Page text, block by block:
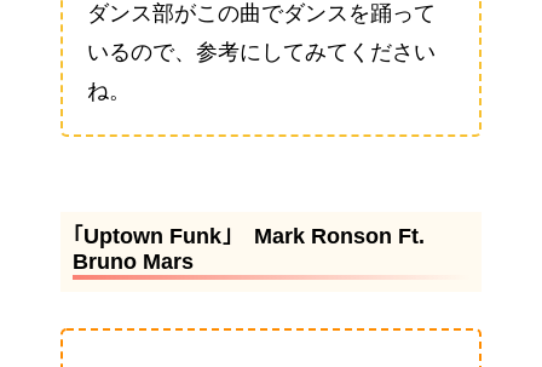
ダンス部がこの曲でダンスを踊って
いるので、参考にしてみてください
ね。
｢Uptown Funk｣ Mark Ronson Ft.
Bruno Mars